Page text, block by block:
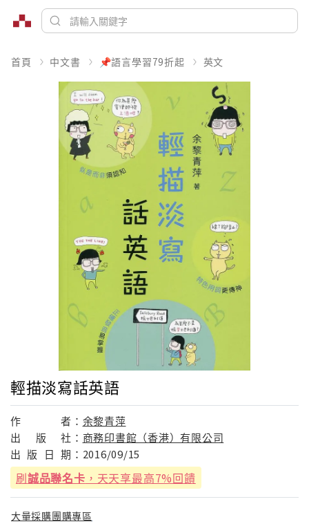
首頁 中文書 📌語言學習79折起 英文
輕描淡寫話英語
作 者： 余黎青萍
出
版 社： 商務印書館（香港）有限公司
出 版 日 期： 2016/09/15
刷誠品聯名卡 ，天天享最高7%回饋
大量採購團購專區